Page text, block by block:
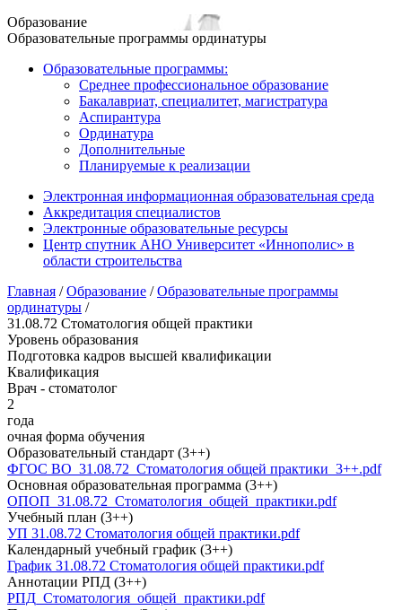
Образование
Образовательные программы ординатуры
Образовательные программы:
Среднее профессиональное образование
Бакалавриат, специалитет, магистратура
Аспирантура
Ординатура
Дополнительные
Планируемые к реализации
Электронная информационная образовательная среда
Аккредитация специалистов
Электронные образовательные ресурсы
Центр спутник АНО Университет «Иннополис» в
области строительства
Главная /Образование /Образовательные программы
ординатуры /
31.08.72 Стоматология общей практики
Уровень образования
Подготовка кадров высшей квалификации
Квалификация
Врач - стоматолог
2
года
очная форма обучения
Образовательный стандарт (3++)
ФГОС ВО_31.08.72_Стоматология общей практики_3++.pdf
Основная образовательная программа (3++)
ОПОП_31.08.72_Стоматология_общей_практики.pdf
Учебный план (3++)
УП 31.08.72 Стоматология общей практики.pdf
Календарный учебный график (3++)
График 31.08.72 Стоматология общей практики.pdf
Аннотации РПД (3++)
РПД_Стоматология_общей_практики.pdf